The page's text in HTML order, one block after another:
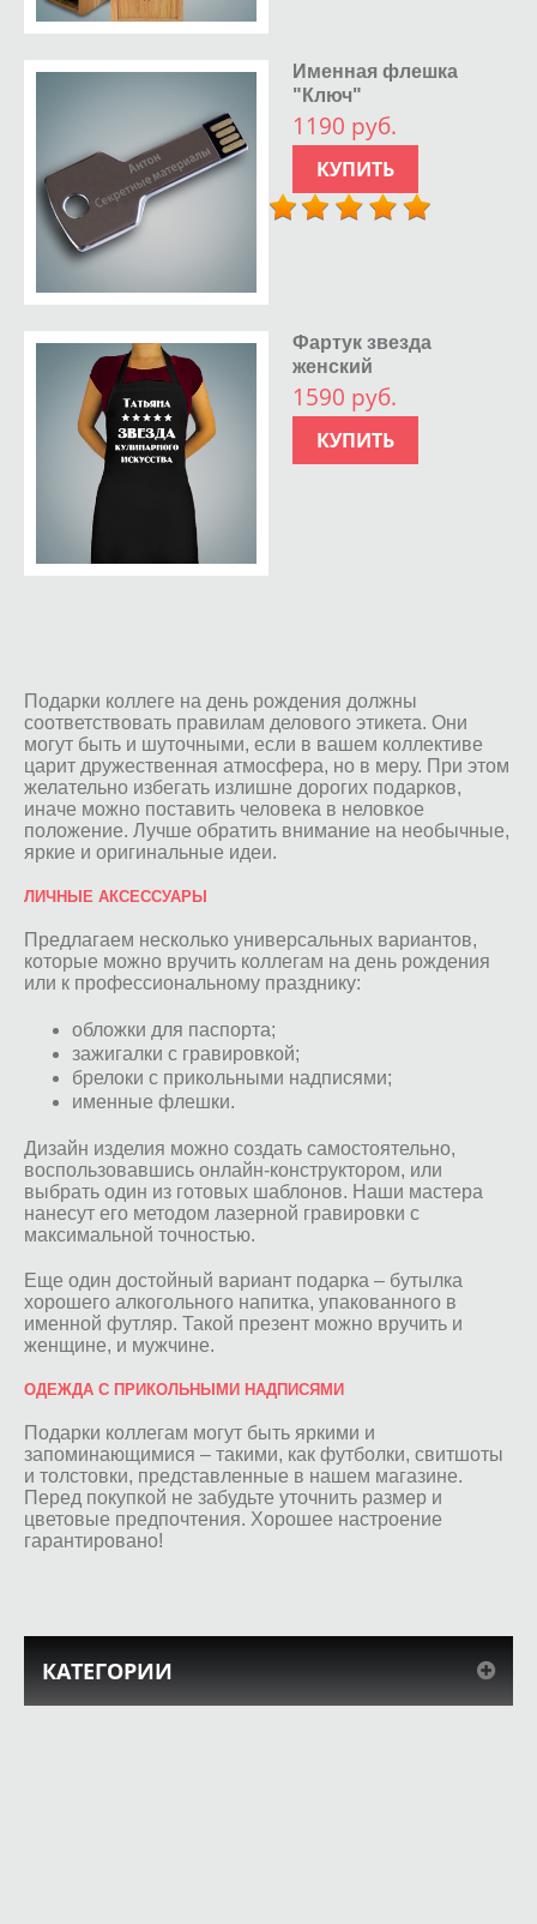
Именная флешка
"Ключ"
1190 руб.
КУПИТЬ
Фартук звезда
женский
1590 руб.
КУПИТЬ
Подарки коллеге на день рождения должны
соответствовать правилам делового этикета. Они
могут быть и шуточными, если в вашем коллективе
царит дружественная атмосфера, но в меру. При этом
желательно избегать излишне дорогих подарков,
иначе можно поставить человека в неловкое
положение. Лучше обратить внимание на необычные,
яркие и оригинальные идеи.
ЛИЧНЫЕ АКСЕССУАРЫ
Предлагаем несколько универсальных вариантов,
которые можно вручить коллегам на день рождения
или к профессиональному празднику:
обложки для паспорта;
зажигалки с гравировкой;
брелоки с прикольными надписями;
именные флешки.
Дизайн изделия можно создать самостоятельно,
воспользовавшись онлайн-конструктором, или
выбрать один из готовых шаблонов. Наши мастера
нанесут его методом лазерной гравировки с
максимальной точностью.
Еще один достойный вариант подарка – бутылка
хорошего алкогольного напитка, упакованного в
именной футляр. Такой презент можно вручить и
женщине, и мужчине.
ОДЕЖДА С ПРИКОЛЬНЫМИ НАДПИСЯМИ
Подарки коллегам могут быть яркими и
запоминающимися – такими, как футболки, свитшоты
и толстовки, представленные в нашем магазине.
Перед покупкой не забудьте уточнить размер и
цветовые предпочтения. Хорошее настроение
гарантировано!
КАТЕГОРИИ